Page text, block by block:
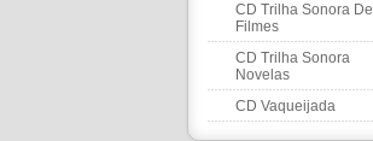
CD Trilha Sonora De
Filmes
CD Trilha Sonora
Novelas
CD Vaqueijada